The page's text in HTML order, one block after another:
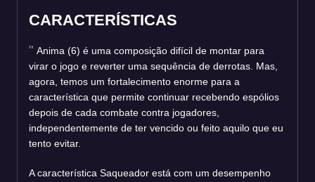
CARACTERÍSTICAS
Anima (6) é uma composição difícil de montar para
virar o jogo e reverter uma sequência de derrotas. Mas,
agora, temos um fortalecimento enorme para a
característica que permite continuar recebendo espólios
depois de cada combate contra jogadores,
independentemente de ter vencido ou feito aquilo que eu
tento evitar.
A característica Saqueador está com um desempenho